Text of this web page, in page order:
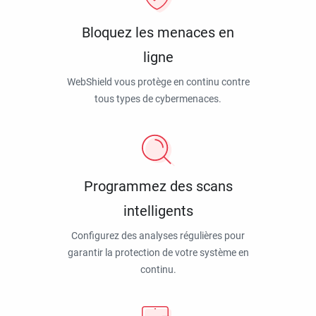
Bloquez les menaces en
ligne
WebShield vous protège en continu contre
tous types de cybermenaces.
Programmez des scans
intelligents
Configurez des analyses régulières pour
garantir la protection de votre système en
continu.